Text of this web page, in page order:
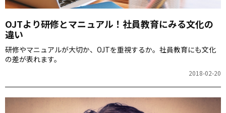
OJTより研修とマニュアル！社員教育にみる文化の
違い
研修やマニュアルが大切か、OJTを重視するか。社員教育にも文化
の差が表れます。
2018-02-20